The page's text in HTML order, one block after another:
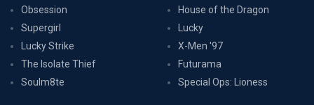
Obsession
Supergirl
Lucky Strike
The Isolate Thief
Soulm8te
House of the Dragon
Lucky
X-Men '97
Futurama
Special Ops: Lioness